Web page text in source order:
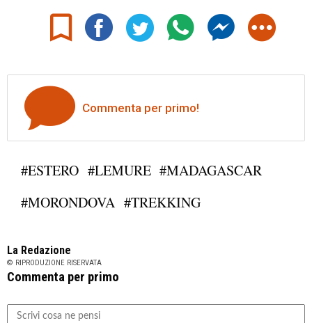
Commenta per primo!
#ESTERO #LEMURE #MADAGASCAR
#MORONDOVA #TREKKING
La Redazione
© RIPRODUZIONE RISERVATA
Commenta per primo